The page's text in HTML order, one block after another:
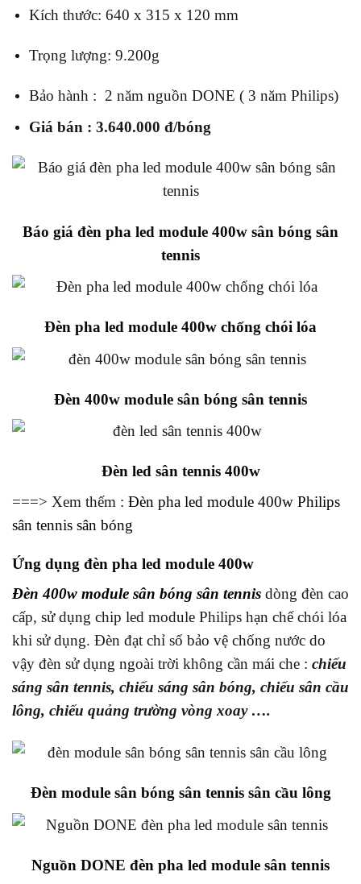
Kích thước: 640 x 315 x 120 mm
Trọng lượng: 9.200g
Bảo hành : 2 năm nguồn DONE ( 3 năm Philips)
Giá bán : 3.640.000 đ/bóng
Báo giá đèn pha led module 400w sân bóng sân
tennis
Đèn pha led module 400w chống chói lóa
Đèn 400w module sân bóng sân tennis
Đèn led sân tennis 400w
===> Xem thếm : Đèn pha led module 400w Philips
sân tennis sân bóng
Ứng dụng đèn pha led module 400w
Đèn 400w module sân bóng sân tennis dòng đèn cao
cấp, sử dụng chip led module Philips hạn chế chói lóa
khi sử dụng. Đèn đạt chỉ số bảo vệ chống nước do
vậy đèn sử dụng ngoài trời không cần mái che : chiếu
sáng sân tennis, chiếu sáng sân bóng, chiếu sân cầu
lông, chiếu quảng trường vòng xoay ….
Đèn module sân bóng sân tennis sân cầu lông
Nguồn DONE đèn pha led module sân tennis